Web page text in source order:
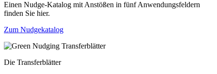
Einen Nudge-Katalog mit Anstößen in fünf Anwendungsfeldern
finden Sie hier.
Zum Nudgekatalog
Die Transferblätter